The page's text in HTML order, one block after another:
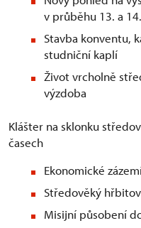
v průběhu 13. a
Stavba konventu,
studniční kaplí
Život vrcholně
výzdoba
Klášter na sklonku
časech
Ekonomické
Středověký
Misijní působení